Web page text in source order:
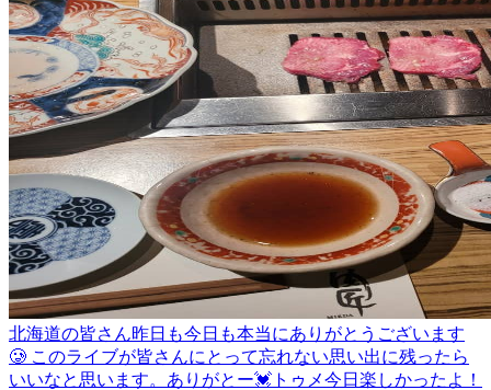
北海道の皆さん昨日も今日も本当にありがとうございます
🥲 このライブが皆さんにとって忘れない思い出に残ったら
いいなと思います。ありがとー💓 トゥメ今日楽しかったよ！